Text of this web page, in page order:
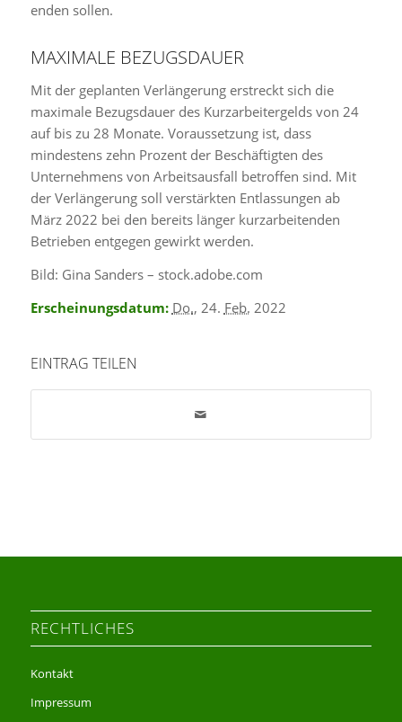
enden sollen.
MAXIMALE BEZUGSDAUER
Mit der geplanten Verlängerung erstreckt sich die
maximale Bezugsdauer des Kurzarbeitergelds von 24
auf bis zu 28 Monate. Voraussetzung ist, dass
mindestens zehn Prozent der Beschäftigten des
Unternehmens von Arbeitsausfall betroffen sind. Mit
der Verlängerung soll verstärkten Entlassungen ab
März 2022 bei den bereits länger kurzarbeitenden
Betrieben entgegen gewirkt werden.
Bild: Gina Sanders – stock.adobe.com
Erscheinungsdatum: Do., 24. Feb. 2022
EINTRAG TEILEN
RECHTLICHES
Kontakt
Impressum